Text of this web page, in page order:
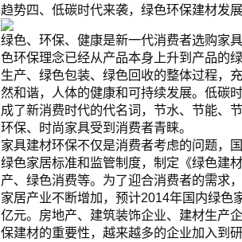
趋势四、低碳时代来袭，绿色环保建材
绿色、环保、健康是新一代消费者选购家
色环保理念已经从产品本身上升到产品的
生产、绿色包装、绿色回收的整体过程，
然和谐，人体的健康和可持续发展。低碳
成了新消费时代的代名词，节水、节能、
环保、时尚家具受到消费者青睐。
家具建材环保不仅是消费者考虑的问题，
绿色家居标准和监管制度，制定《绿色建
产、绿色消费等。为了迎合消费者的需求
家居产业不断增加，预计2014年国内绿色
亿元。房地产、建筑装饰企业、建材生产
保建材的重要性，越来越多的企业加入到